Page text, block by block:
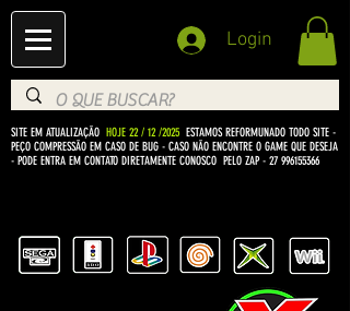
Login
SITE EM ATUALIZAÇÃO HOJE 22 / 12 /2025 ESTAMOS REFORMUNADO TODO SITE -
PEÇO COMPRESSÃO EM CASO DE BUG - CASO NÃO ENCONTRE O GAME QUE DESEJA
- PODE ENTRA EM CONTATO DIRETAMENTE CONOSCO PELO ZAP - 27 996155366